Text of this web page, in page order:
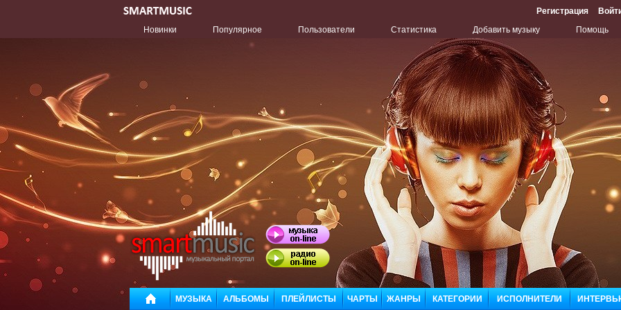
Регистрация
Новинки
Популярное Пользователи Статистика Добавить музыку Помощь
МУЗЫКА АЛЬБОМЫ ПЛЕЙЛИСТЫ ЧАРТЫ ЖАНРЫ КАТЕГОРИИ ИСПОЛНИТЕЛИ